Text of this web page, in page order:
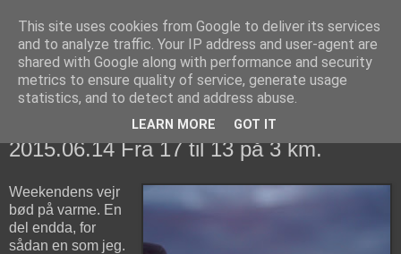
fiskedagbog.dk
Havørredfiskeri, tordenvejr og rav i (en skøn?) tre-enighed
2015.06.14 Fra 17 til 13 på 3 km.
Weekendens vejr
bød på varme. En
del endda, for
sådan en som jeg.
This site uses cookies from Google to deliver its services
and to analyze traffic. Your IP address and user-agent are
shared with Google along with performance and security
metrics to ensure quality of service, generate usage
statistics, and to detect and address abuse.
LEARN MORE GOT IT